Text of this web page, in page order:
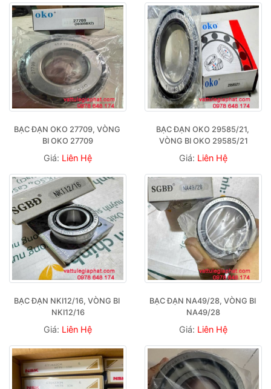
BẠC ĐẠN OKO 27709, VÒNG
BI OKO 27709
Giá: Liên Hệ
BẠC ĐẠN OKO 29585/21,
VÒNG BI OKO 29585/21
Giá: Liên Hệ
BẠC ĐẠN NKI12/16, VÒNG BI
NKI12/16
Giá: Liên Hệ
BẠC ĐẠN NA49/28, VÒNG BI
NA49/28
Giá: Liên Hệ